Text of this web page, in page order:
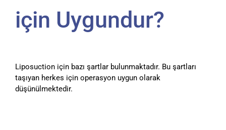
için Uygundur?
Liposuction için bazı şartlar bulunmaktadır. Bu şartları
taşıyan herkes için operasyon uygun olarak
düşünülmektedir.